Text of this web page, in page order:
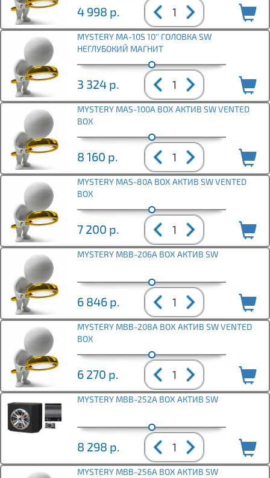
4 998 р.
MYSTERY MA-10S 10'' ГОЛОВКА SW
НЕГЛУБОКИЙ МАГНИТ
3 324 р.
MYSTERY MAS-100A BOX АКТИВ SW VENTED
BOX
8 160 р.
MYSTERY MAS-80A BOX АКТИВ SW VENTED
BOX
7 200 р.
MYSTERY MBB-206A BOX АКТИВ SW
6 846 р.
MYSTERY MBB-208A BOX АКТИВ SW VENTED
BOX
6 270 р.
MYSTERY MBB-252A BOX АКТИВ SW
8 298 р.
MYSTERY MBB-256A BOX АКТИВ SW